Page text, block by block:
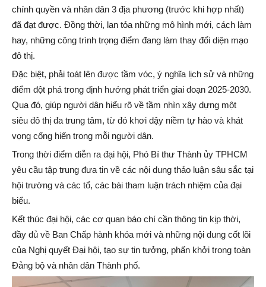
chính quyền và nhân dân 3 địa phương (trước khi hợp nhất)
đã đạt được. Đồng thời, lan tỏa những mô hình mới, cách làm
hay, những công trình trọng điểm đang làm thay đổi diện mạo
đô thị.
Đặc biệt, phải toát lên được tầm vóc, ý nghĩa lịch sử và những
điểm đột phá trong định hướng phát triển giai đoạn 2025-2030.
Qua đó, giúp người dân hiểu rõ về tầm nhìn xây dựng một
siêu đô thị đa trung tâm, từ đó khơi dậy niềm tự hào và khát
vọng cống hiến trong mỗi người dân.
Trong thời điểm diễn ra đại hội, Phó Bí thư Thành ủy TPHCM
yêu cầu tập trung đưa tin về các nội dung thảo luận sâu sắc tại
hội trường và các tổ, các bài tham luận trách nhiệm của đại
biểu.
Kết thúc đại hội, các cơ quan báo chí cần thông tin kịp thời,
đầy đủ về Ban Chấp hành khóa mới và những nội dung cốt lõi
của Nghị quyết Đại hội, tạo sự tin tưởng, phấn khởi trong toàn
Đảng bộ và nhân dân Thành phố.